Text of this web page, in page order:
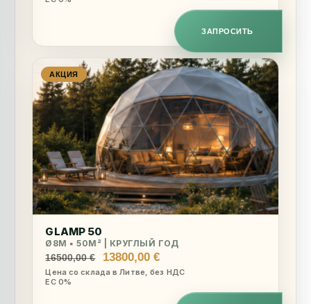
ЗАПРОСИТЬ
АКЦИЯ
GLAMP 50
Ø8M ▪︎ 50M² | КРУГЛЫЙ ГОД
16500,00€
Первоначальная
цена
13800,00€Текущая
цена:
Цена со склада в Литве, без НДС
ЕС 0%